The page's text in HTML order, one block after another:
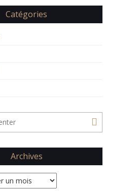
Catégories
Archives